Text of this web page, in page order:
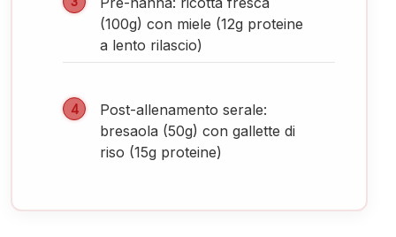
(100g) con miele (12g proteine
a lento rilascio)
Post-allenamento serale:
bresaola (50g) con gallette di
riso (15g proteine)